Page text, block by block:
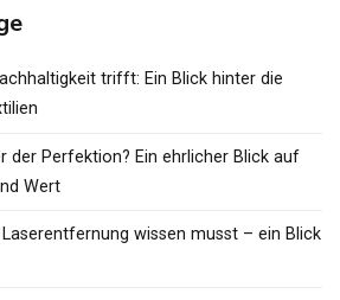
trifft: Ein Blick hinter die
der Perfektion? Ein ehrlicher Blick auf
Wert
wissen musst – ein Blick